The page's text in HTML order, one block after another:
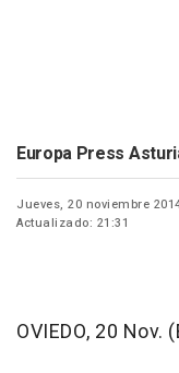
Europa Press
Jueves, 20 noviembre
Actualizado: 21:31
OVIEDO, 20 Nov.